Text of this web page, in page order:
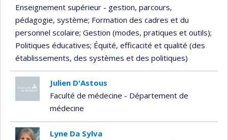
Enseignement supérieur - gestion, parcours,
pédagogie, système; Formation des cadres et du
personnel scolaire; Gestion (modes, pratiques et outils);
Politiques éducatives; Équité, efficacité et qualité (des
établissements, des systèmes et des politiques)
Julien D'Astous
Faculté de médecine - Département de
médecine
Lyne Da Sylva